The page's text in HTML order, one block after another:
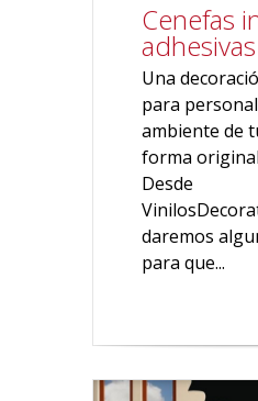
Cenefas
adhesivas
Una
para
ambiente de
forma
Desde
daremos
para que...